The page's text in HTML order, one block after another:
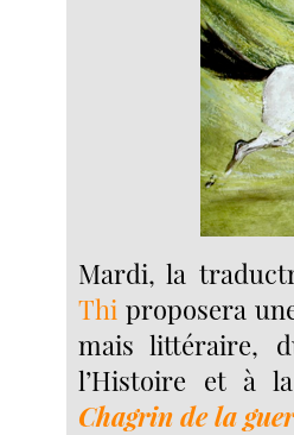
Mardi, la
Thi proposera
mais littéraire,
l’Histoire et à
Chagrin de la